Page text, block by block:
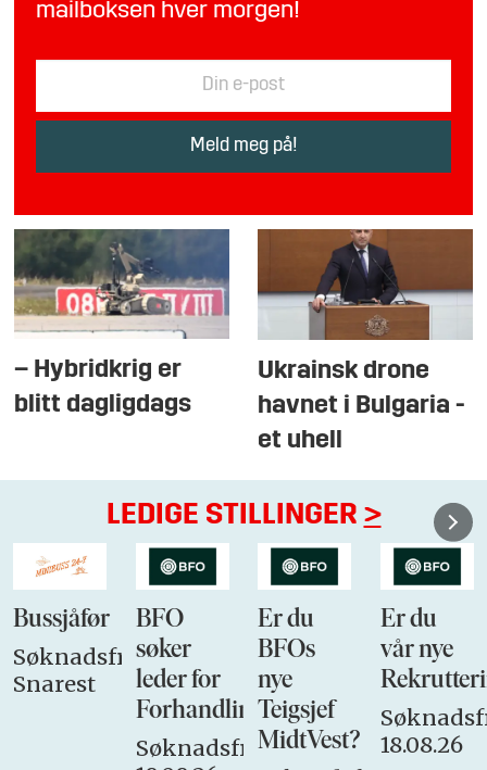
mailboksen hver morgen!
– Hybridkrig er
blitt dagligdags
Ukrainsk drone
havnet i Bulgaria -
et uhell
LEDIGE STILLINGER >
Bussjåfør
Søknadsfrist:
Snarest
BFO
søker
leder for
Forhandlingsutvalget
Søknadsfrist:
Er du
BFOs
nye
Teigsjef
MidtVest?
Er du
vår nye
18.08.26